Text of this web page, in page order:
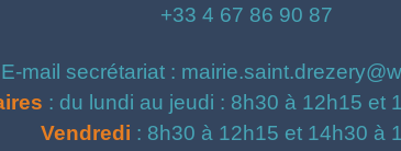
+33 4 67 86 90 87
E-mail secrétariat :
: du lundi au jeudi : 8h30 à 12h15 et
Vendredi : 8h30 à 12h15 et 14h30 à